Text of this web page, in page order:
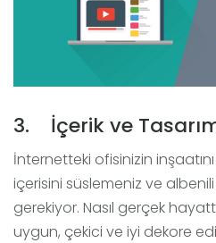
3. İçerik ve
İnternetteki ofisinizin
içerisini süslemeniz ve
gerekiyor. Nasıl gerçek
uygun, çekici ve iyi dekore